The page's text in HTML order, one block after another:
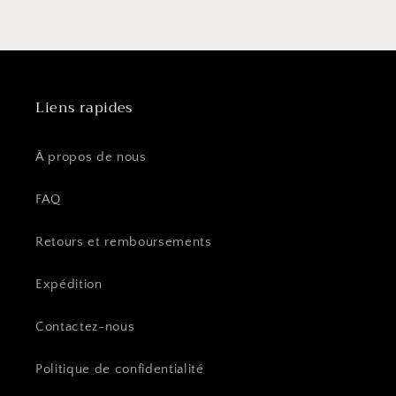
Liens rapides
À propos de nous
FAQ
Retours et remboursements
Expédition
Contactez-nous
Politique de confidentialité